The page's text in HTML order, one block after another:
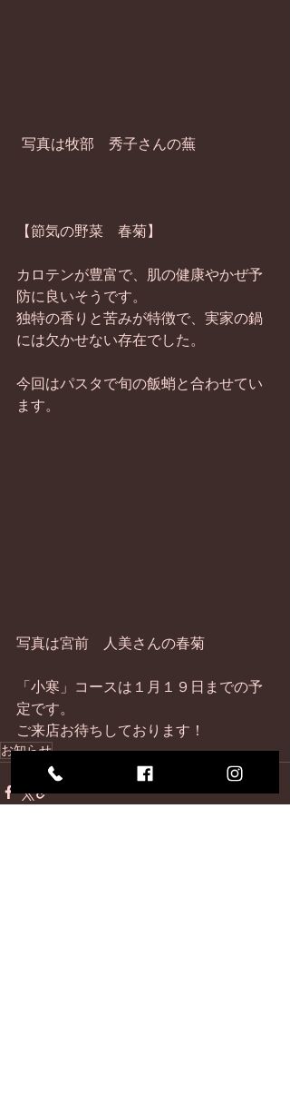
写真は牧部　秀子さんの蕪
【節気の野菜　春菊】
カロテンが豊富で、肌の健康やかぜ予
防に良いそうです。
独特の香りと苦みが特徴で、実家の鍋
には欠かせない存在でした。
今回はパスタで旬の飯蛸と合わせてい
ます。
写真は宮前　人美さんの春菊
「小寒」コースは１月１９日までの予
定です。
ご来店お待ちしております！
お知らせ